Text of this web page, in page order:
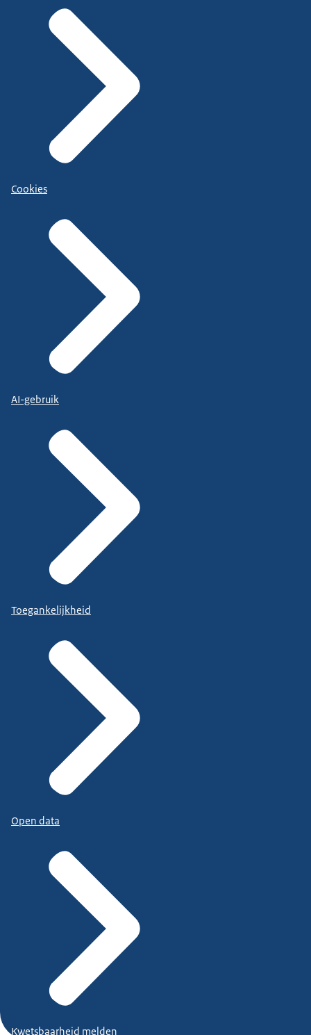
Cookies
AI-gebruik
Toegankelijkheid
Open data
Kwetsbaarheid melden